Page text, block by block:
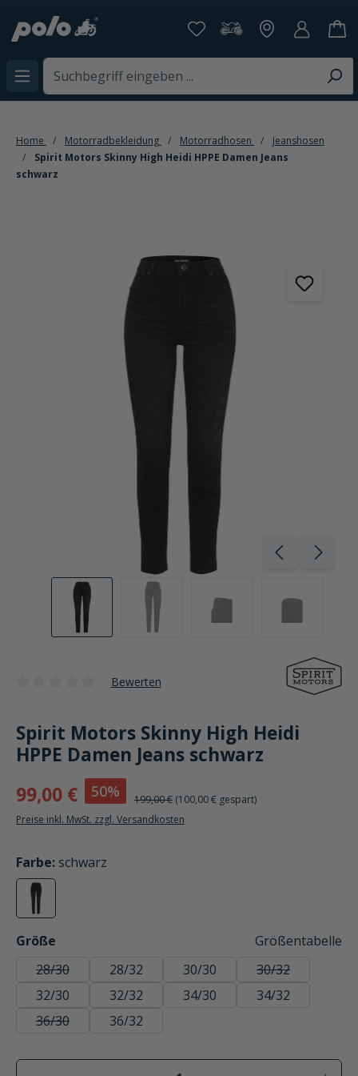
springen
Home Motorradbekleidung Motorradhosen
Jeanshosen
Spirit Motors Skinny High Heidi HPPE Damen Jeans
schwarz
Bildergalerie überspringen
Bewerten
Spirit Motors Skinny High Heidi
HPPE Damen Jeans schwarz
99,00 €
50% 199,00 € (100,00 € gespart)
Preise inkl. MwSt. zzgl. Versandkosten
Farbe
auswählen
: schwarz
schwarz
(Diese Option ist zurzeit nicht verfügbar.)
Größe
auswählen
Größentabelle
28/30(Diese Option ist zurzeit nicht verfügbar.)
28/32 30/30 30/32(Diese Option
32/30 32/32 34/30
34/32
36/30(Diese Option ist zurzeit nicht verfügbar.)
36/32
Produkt Anzahl: Gib den gewünschten